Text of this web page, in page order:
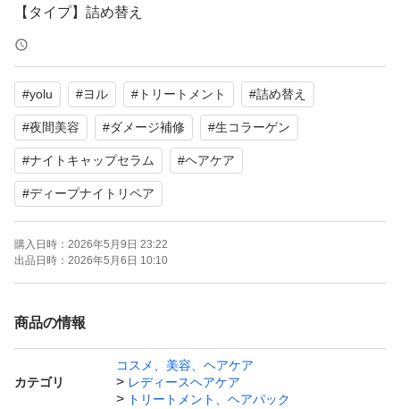
【タイプ】詰め替え
【特徴】夜間美容、ダメージ補修、生コラーゲン配合、ナ
イトキャップセラム新配合
【商品の状態】未使用
よろしくお願いいたします。
#yolu #ヨル # トリートメント #詰め替え
#夜間美容 #ダメージ補修 #生コラーゲン
#ナイトキャップセラム #ヘアケア
#ディープナイトリペア
購入日時： 2026年5月9日 23:22
出品日時： 2026年5月6日 10:10
商品の情報
カテゴリ
コスメ、美容、ヘアケア
レディースヘアケア
トリートメント、ヘアパック